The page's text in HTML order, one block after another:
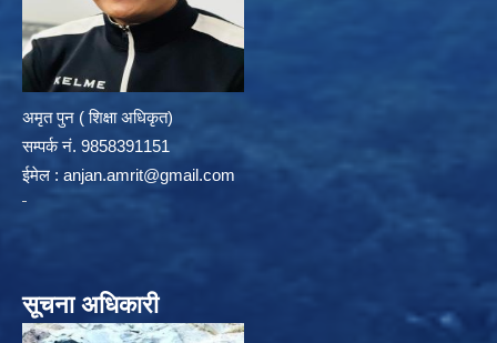
अमृत पुन ( शिक्षा अधिकृत)
सम्पर्क न‌ं. 9858391151
ईमेल : anjan.amrit@gmail.com
सूचना अधिकारी